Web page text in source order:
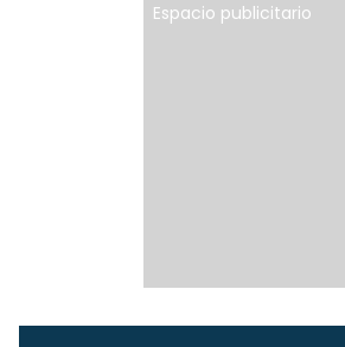
Espacio publicitario